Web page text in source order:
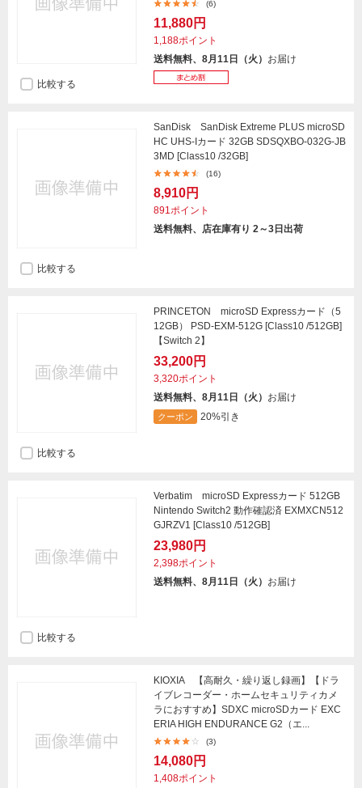
(6)
11,880円
1,188ポイント
送料無料、8月11日（火） お届け
比較する
SanDisk SanDisk Extreme PLUS microSD
HC UHS-Iカード 32GB SDSQXBO-032G-JB
3MD [Class10 /32GB]
(16)
8,910円
891ポイント
送料無料、店在庫有り 2～3日出荷
比較する
PRINCETON microSD Expressカード（5
12GB） PSD-EXM-512G [Class10 /512GB]
【Switch 2】
33,200円
3,320ポイント
送料無料、8月11日（火） お届け
クーポン 20%引き
比較する
Verbatim microSD Expressカード 512GB
Nintendo Switch2 動作確認済 EXMXCN512
GJRZV1 [Class10 /512GB]
23,980円
2,398ポイント
送料無料、8月11日（火） お届け
比較する
KIOXIA 【高耐久・繰り返し録画】【ドラ
イブレコーダー・ホームセキュリティカメ
ラにおすすめ】SDXC microSDカード EXC
ERIA HIGH ENDURANCE G2（エ...
(3)
14,080円
1,408ポイント